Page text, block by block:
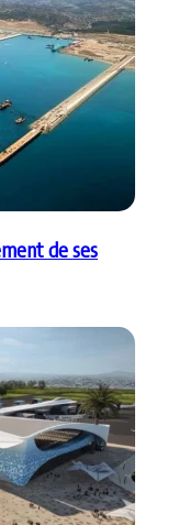
de ses